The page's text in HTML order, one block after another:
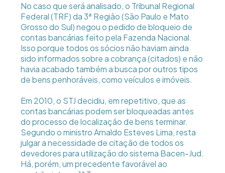
No caso que será analisado, o Tribunal Regional
Federal (TRF) da 3ª Região (São Paulo e Mato
Grosso do Sul) negou o pedido de bloqueio de
contas bancárias feito pela Fazenda Nacional.
Isso porque todos os sócios não haviam ainda
sido informados sobre a cobrança (citados) e não
havia acabado também a busca por outros tipos
de bens penhoráveis, como veículos e imóveis.
Em 2010, o STJ decidiu, em repetitivo, que as
contas bancárias podem ser bloqueadas antes
do processo de localização de bens terminar.
Segundo o ministro Arnaldo Esteves Lima, resta
julgar a necessidade de citação de todos os
devedores para utilização do sistema Bacen-Jud.
Há, porém, um precedente favorável ao